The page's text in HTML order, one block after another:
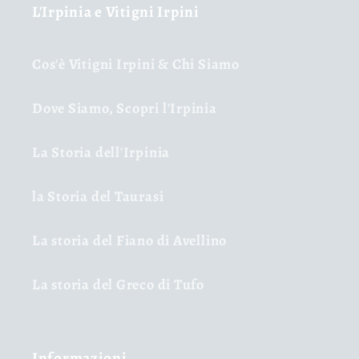
L'Irpinia e Vitigni Irpini
Cos'è Vitigni Irpini & Chi Siamo
Dove Siamo, Scopri l'Irpinia
La Storia dell'Irpinia
la Storia del Taurasi
La storia del Fiano di Avellino
La storia del Greco di Tufo